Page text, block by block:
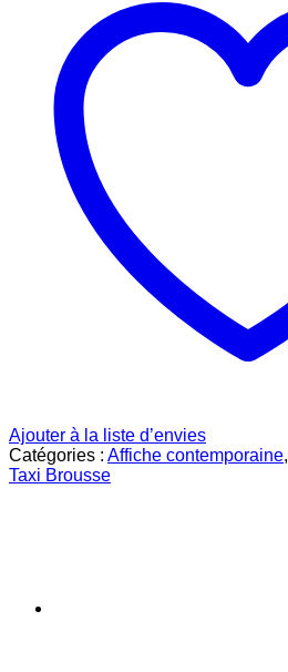
Ajouter à la liste d’envies
Catégories : Affiche contemporaine,
Taxi Brousse